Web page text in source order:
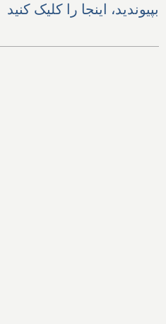
بپیوندید، اینجا را کلیک کنید